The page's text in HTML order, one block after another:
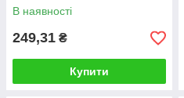
В наявності
249,31 ₴
Купити